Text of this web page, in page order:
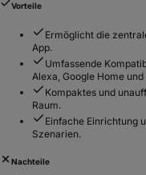
Vorteile
Ermöglicht die
App.
Umfassende
Alexa, Google Home und
Kompaktes und
Raum.
Einfache Einrichtung
Szenarien.
Nachteile